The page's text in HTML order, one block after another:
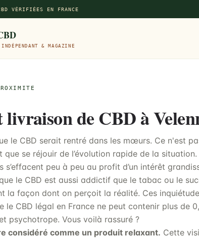
VÉRIFIÉES EN FRANCE
& MAGAZINE
de CBD à
le CBD serait rentré dans les mœurs. Ce n'est
que se réjouir de l’évolution rapide de la
s’effacent peu à peu au profit d’un intérêt
le CBD est aussi addictif que le tabac ou le
la façon dont on perçoit la réalité. Ces
le CBD légal en France ne peut contenir plus de
psychotrope. Vous voilà rassuré ?
considéré comme un produit relaxant. Cette